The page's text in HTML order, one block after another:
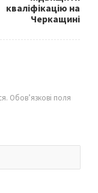
кваліфікацію на
Черкащині
Обов’язкові поля